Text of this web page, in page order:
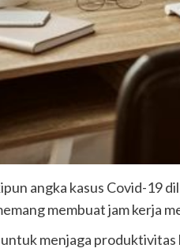
angka kasus Covid-19
membuat jam kerja
menjaga